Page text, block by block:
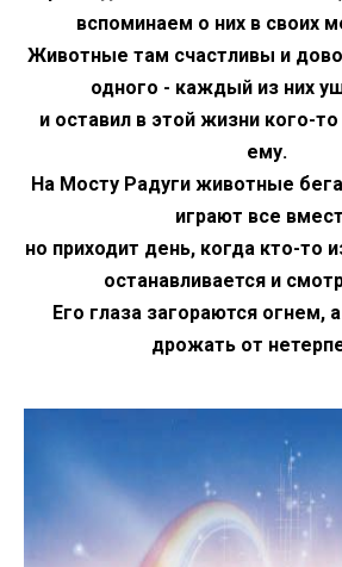
вспоминаем о них в своих
Животные там счастливы и
одного - каждый из них
и оставил в этой жизни кого-
ему.
На Мосту Радуги животные
играют все
но приходит день, когда кто-то
останавливается и
Его глаза загораются огнем,
дрожать от